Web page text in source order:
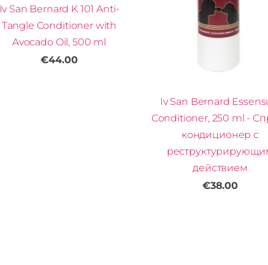
Iv San Bernard K 101 Anti-
Tangle Conditioner with
Avocado Oil, 500 ml
€44.00
Iv San Bernard
Conditioner, 250 ml -
кондиционер с
действием
€38.00